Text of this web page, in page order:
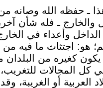
هذا ـ حفظه الله وصانه
والخارج ـ فله شأن آخر،
الداخل وأعداء في
هو: اجتثاث ما فيه من
يكون كغيره من البلدان
في كل المجالات
العربية أو الغريبة،